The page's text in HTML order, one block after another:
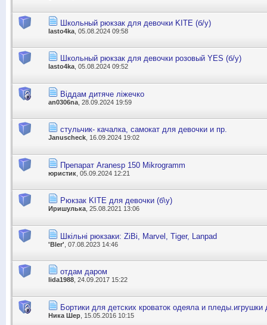
Школьный рюкзак для девочки KITE (б/у)
lasto4ka , 05.08.2024 09:58
Школьный рюкзак для девочки розовый YES (б/у)
lasto4ka, 05.08.2024 09:52
Віддам дитяче ліжечко
an0306na , 28.09.2024 19:59
стульчик- качалка, самокат для девочки и пр.
Januscheck, 16.09.2024 19:02
Препарат Aranesp 150 Mikrogramm
юристик , 05.09.2024 12:21
Рюкзак KITE для девочки (б\у)
Иришулька , 25.08.2021 13:06
Шкільні рюкзаки: ZiBi, Marvel, Tiger, Lanpad
'Bler' , 07.08.2023 14:46
отдам даром
lida1988 , 24.09.2017 15:22
Бортики для детских кроваток одеяла и
Ника Шер , 15.05.2016 10:15